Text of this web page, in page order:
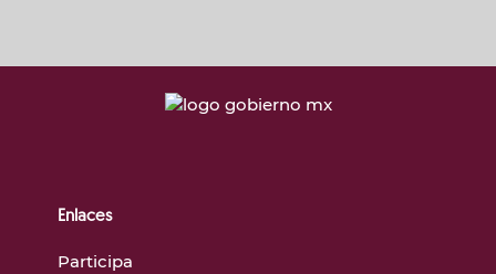
Enlaces
Participa